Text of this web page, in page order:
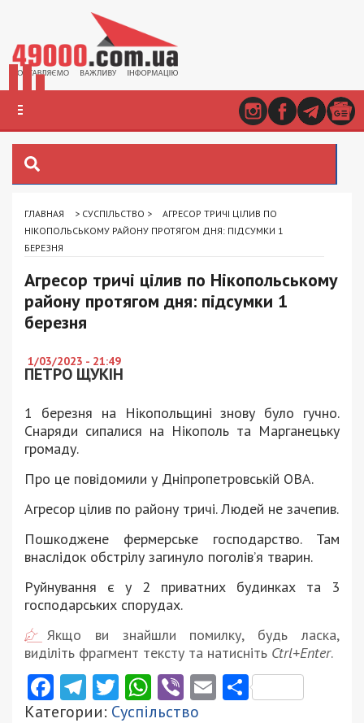
ГЛАВНАЯ > СУСПІЛЬСТВО >
АГРЕСОР ТРИЧІ ЦІЛИВ ПО
НІКОПОЛЬСЬКОМУ РАЙОНУ ПРОТЯГОМ ДНЯ: ПІДСУМКИ 1
БЕРЕЗНЯ
Агресор тричі цілив по Нікопольському
району протягом дня: підсумки 1
березня
1/03/2023 - 21:49
ПЕТРО ЩУКІН
1 березня на Нікопольщині знову було гучно.
Снаряди сипалися на Нікополь та Марганецьку
громаду.
Про це повідомили у Дніпропетровській ОВА.
Агресор цілив по району тричі. Людей не зачепив.
Пошкоджене фермерське господарство. Там
внаслідок обстрілу загинуло поголів’я тварин.
Руйнування є у 2 приватних будинках та 3
господарських спорудах.
Якщо ви знайшли помилку, будь ласка,
виділіть фрагмент тексту та натисніть Ctrl+Enter.
Facebook
Telegram
Twitter
WhatsApp
ViberEmail
Категории: Суспільство